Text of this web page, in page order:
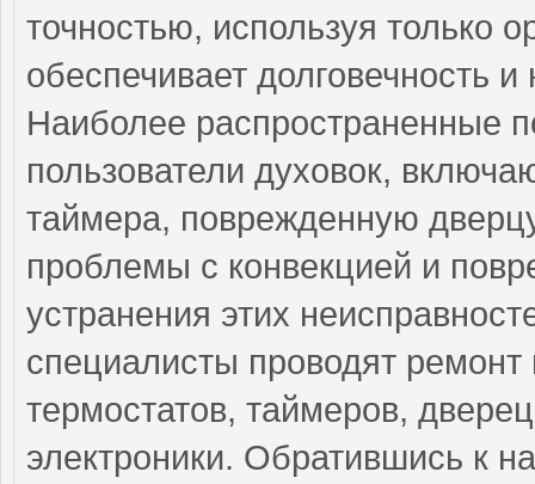
точностью, используя только
обеспечивает долговечность
Наиболее распространенные
пользователи духовок,
таймера, поврежденную
проблемы с конвекцией и
устранения этих
специалисты проводят
термостатов, таймеров,
электроники. Обратившись к